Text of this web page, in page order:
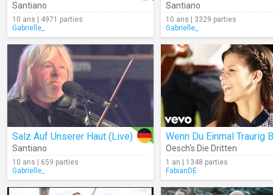
Santiano
10 ans | 4971 parties
Gabrielle_
Santiano
10 ans | 3329 parties
Gabrielle_
Salz Auf Unserer Haut (Live)
Santiano
10 ans | 659 parties
Gabrielle_
Wenn Du Einmal Traurig
Oesch's Die Dritten
1 an | 1348 parties
FabianDE